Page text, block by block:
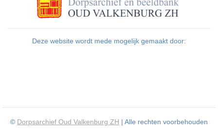
Deze website wordt mede mogelijk gemaakt door:
© Dorpsarchief Oud Valkenburg ZH | Alle rechten voorbehouden